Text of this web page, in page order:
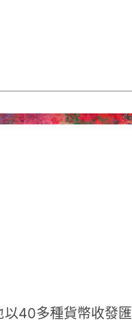
以40多種貨幣收發匯